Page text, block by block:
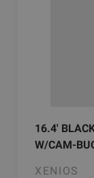
16.4'
W/CAM-
XENIOS